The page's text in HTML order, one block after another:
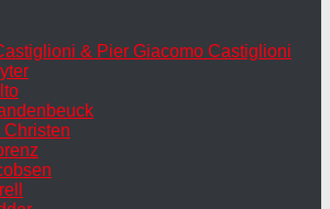
& Pier Giacomo Castiglioni